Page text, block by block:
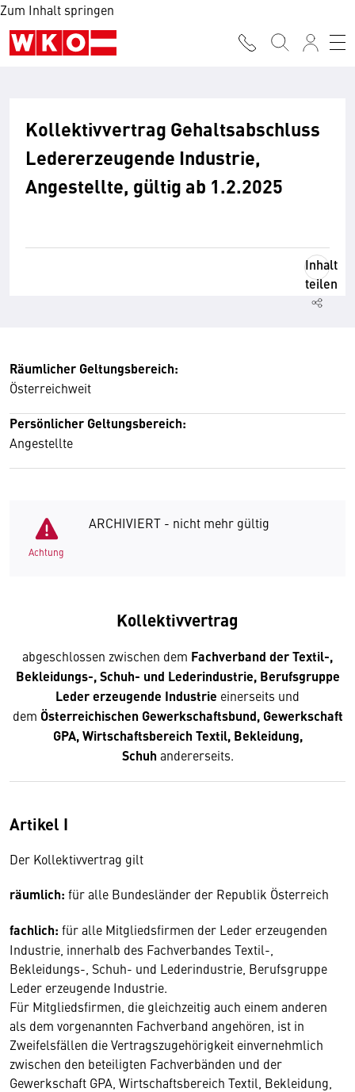
Zum Inhalt springen
Kollektivvertrag Gehaltsabschluss
Ledererzeugende Industrie,
Angestellte, gültig ab 1.2.2025
Inhalt
teilen
Räumlicher Geltungsbereich:
Österreichweit
Persönlicher Geltungsbereich:
Angestellte
Achtung
ARCHIVIERT - nicht mehr gültig
Kollektivvertrag
abgeschlossen zwischen dem Fachverband der Textil-,
Bekleidungs-, Schuh- und Lederindustrie, Berufsgruppe
Leder erzeugende Industrie einerseits und
dem Österreichischen Gewerkschaftsbund, Gewerkschaft
GPA, Wirtschaftsbereich Textil, Bekleidung,
Schuh andererseits.
Artikel I
Der Kollektivvertrag gilt
räumlich: für alle Bundesländer der Republik Österreich
fachlich: für alle Mitgliedsfirmen der Leder erzeugenden
Industrie, innerhalb des Fachverbandes Textil-,
Bekleidungs-, Schuh- und Lederindustrie, Berufsgruppe
Leder erzeugende Industrie.
Für Mitgliedsfirmen, die gleichzeitig auch einem anderen
als dem vorgenannten Fachverband angehören, ist in
Zweifelsfällen die Vertragszugehörigkeit einvernehmlich
zwischen den beteiligten Fachverbänden und der
Gewerkschaft GPA, Wirtschaftsbereich Textil, Bekleidung,